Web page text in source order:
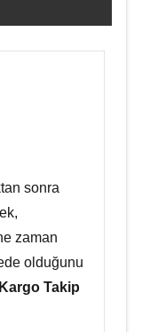
sonra
zaman
olduğunu
Kargo Takip